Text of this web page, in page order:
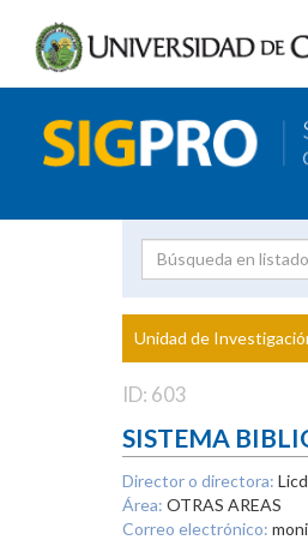
Proyecto
Unidad de
ID: 603
SISTEMA
Director o directora:
Área: OTRAS AREAS
Correo electrónico: